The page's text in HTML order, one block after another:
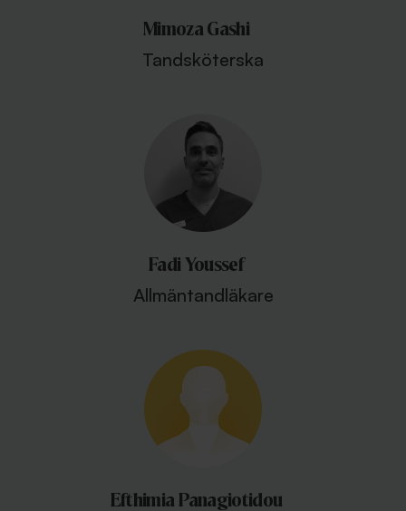
Mimoza Gashi
Tandsköterska
Fadi Youssef
Allmäntandläkare
Efthimia Panagiotidou